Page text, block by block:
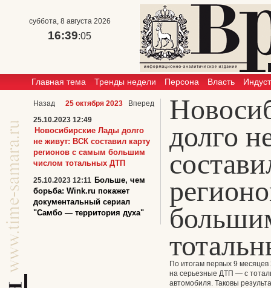
суббота, 8 августа 2026
16:39:05
Главная тема Тренды недели Персона Власть
долго
По итогам первых 9
на серьезные ДТП — с
автомобиля. Таковы
Назад 25 октября 2023
Вперед
25.10.2023 12:49
Новосибирские Лады долго
не живут: ВСК составил карту
регионов с самым большим
числом тотальных ДТП
25.10.2023 12:11 Больше, чем
борьба: Wink.ru покажет
документальный сериал
"Самбо — территория духа"